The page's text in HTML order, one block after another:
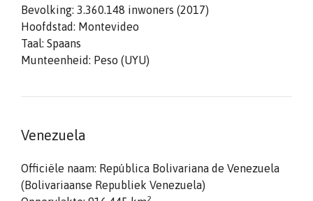
Bevolking: 3.360.148 inwoners (2017)
Hoofdstad: Montevideo
Taal: Spaans
Munteenheid: Peso (UYU)
Venezuela
Officiële naam: República Bolivariana de Venezuela
(Bolivariaanse Republiek Venezuela)
2